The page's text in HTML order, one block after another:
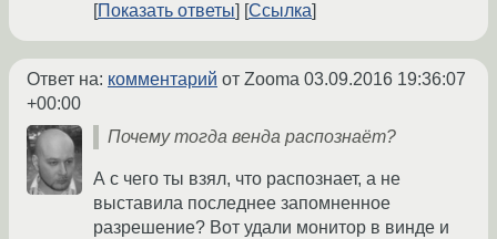
Показать ответы Ссылка
Ответ на: комментарий от Zooma 03.09.2016 19:36:07
+00:00
Почему тогда венда распознаёт?
А с чего ты взял, что распознает, а не
выставила последнее запомненное
разрешение? Вот удали монитор в винде и